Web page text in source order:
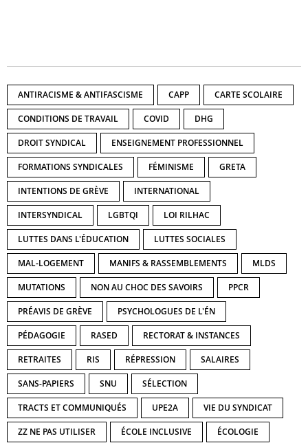
ANTIRACISME & ANTIFASCISME CAPP CARTE SCOLAIRE
CONDITIONS DE TRAVAIL COVID DHG
DROIT SYNDICAL ENSEIGNEMENT PROFESSIONNEL
FORMATIONS SYNDICALES FÉMINISME GRETA
INTENTIONS DE GRÈVE INTERNATIONAL
INTERSYNDICAL LGBTQI LOI RILHAC
LUTTES DANS L'ÉDUCATION LUTTES SOCIALES
MAL-LOGEMENT MANIFS & RASSEMBLEMENTS MLDS
MUTATIONS NON AU CHOC DES SAVOIRS PPCR
PRÉAVIS DE GRÈVE PSYCHOLOGUES DE L'ÉN
PÉDAGOGIE RASED RECTORAT & INSTANCES
RETRAITES RIS RÉPRESSION SALAIRES
SANS-PAPIERS SNU SÉLECTION
TRACTS ET COMMUNIQUÉS UPE2A VIE DU SYNDICAT
ZZ NE PAS UTILISER ÉCOLE INCLUSIVE ÉCOLOGIE